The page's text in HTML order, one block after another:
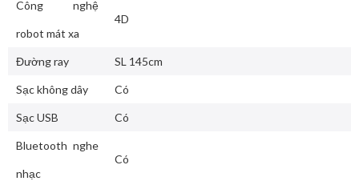
Công nghệ
robot mát xa
4D
Đường ray SL 145cm
Sạc không dây Có
Sạc USB Có
Bluetooth nghe
nhạc
Có